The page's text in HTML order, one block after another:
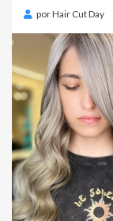
porHair Cut Day